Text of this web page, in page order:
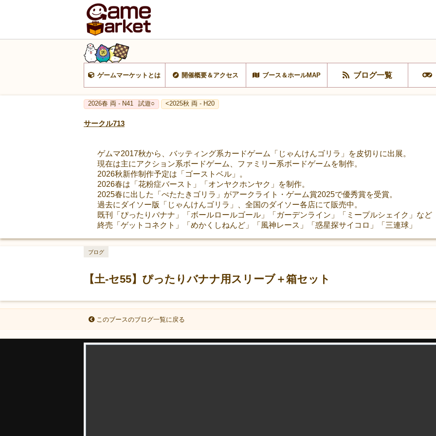
ゲームマーケットとは 開催概要＆アクセス ブース＆ホールMAP ブログ一覧
2026春 両 - N41 試遊○ <2025秋 両 - H20
サークル713
ゲムマ2017秋から、バッティング系カードゲーム「じゃんけんゴリラ」を皮切りに出展。
現在は主にアクション系ボードゲーム、ファミリー系ボードゲームを制作。
2026秋新作制作予定は「ゴーストベル」。
2026春は「花粉症バースト」「オンヤクホンヤク」を制作。
2025春に出した「ぺたたきゴリラ」がアークライト・ゲーム賞2025で優秀賞を受賞。
過去にダイソー版「じゃんけんゴリラ」、全国のダイソー各店にて販売中。
既刊「ぴったりバナナ」「ボールロールゴール」「ガーデンライン」「ミープルシェイク」など
終売「ゲットコネクト」「めかくしねんど」「風神レース」「惑星探サイコロ」「三連球」
【土-セ55】ぴったりバナナ用スリーブ＋箱セット
ブログ
このブースのブログ一覧に戻る